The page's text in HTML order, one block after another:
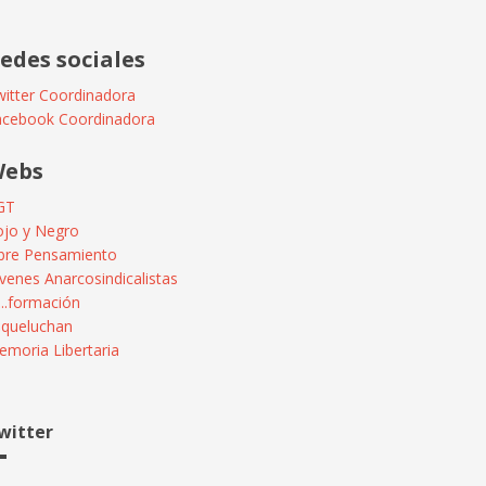
sociales
Coordinadora
Coordinadora
y Negro
Pensamiento
Anarcosindicalistas
Libertaria